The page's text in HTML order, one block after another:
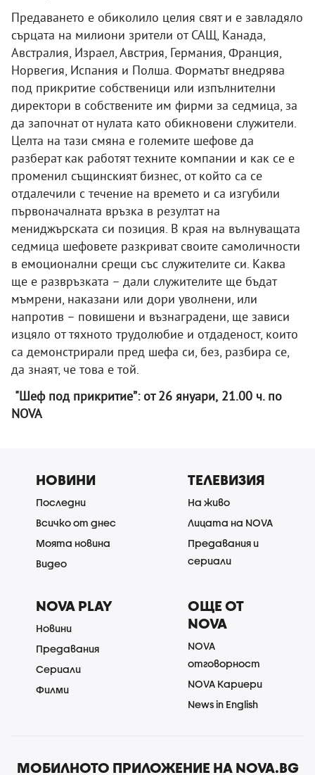
Предаването е обиколило целия свят и е завладяло
сърцата на милиони зрители от САЩ, Канада,
Австралия, Израел, Австрия, Германия, Франция,
Норвегия, Испания и Полша. Форматът внедрява
под прикритие собственици или изпълнителни
директори в собствените им фирми за седмица, за
да започнат от нулата като обикновени служители.
Целта на тази смяна е големите шефове да
разберат как работят техните компании и как се е
променил същинският бизнес, от който са се
отдалечили с течение на времето и са изгубили
първоначалната връзка в резултат на
мениджърската си позиция. В края на вълнуващата
седмица шефовете разкриват своите самоличности
в емоционални срещи със служителите си. Каква
ще е развръзката – дали служителите ще бъдат
мъмрени, наказани или дори уволнени, или
напротив – повишени и възнаградени, ще зависи
изцяло от тяхното трудолюбие и отдаденост, които
са демонстрирали пред шефа си, без, разбира се,
да знаят, че това е той.
"Шеф под прикритие”: от 26 януари, 21.00 ч. по
NOVA
НОВИНИ
Последни
Всичко от днес
Моята новина
Видео
ТЕЛЕВИЗИЯ
На живо
Лицата на NOVA
Предавания и
сериали
NOVA PLAY
Новини
Предавания
Сериали
Филми
ОЩЕ ОТ
NOVA
NOVA
отговорност
NOVA Кариери
News in English
МОБИЛНОТО ПРИЛОЖЕНИЕ НА NOVA.BG